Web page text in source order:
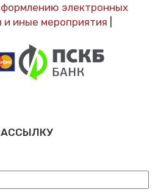
электронных
и иные мероприятия